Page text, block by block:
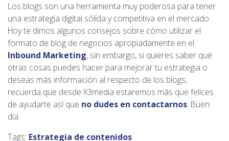
Los blogs son una herramienta muy poderosa para tener
una estrategia digital sólida y competitiva en el mercado.
Hoy te dimos algunos consejos sobre cómo utilizar el
formato de blog de negocios apropiadamente en el
Inbound Marketing, sin embargo, si quieres saber qué
otras cosas puedes hacer para mejorar tu estrategia o
deseas más información al respecto de los blogs,
recuerda que desde X3media estaremos más que felices
de ayudarte así que no dudes en contactarnos. Buen
día.
Tags: Estrategia de contenidos